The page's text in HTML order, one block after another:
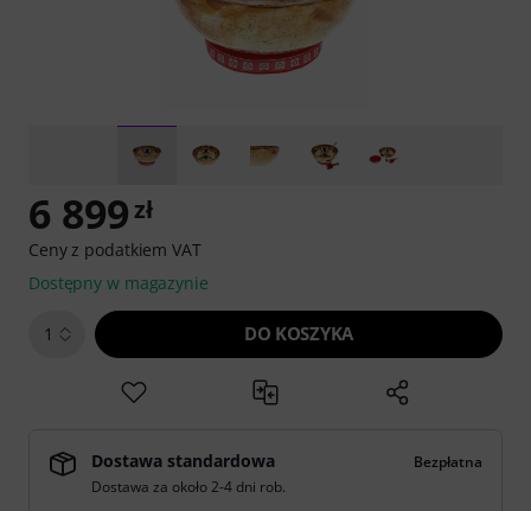
6 899zł
Ceny z podatkiem VAT
Dostępny w magazynie
1 DO KOSZYKA
Dostawa standardowa
Bezpłatna
Dostawa za około 2-4 dni rob.